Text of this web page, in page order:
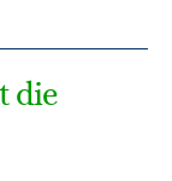
die